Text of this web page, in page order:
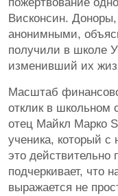
пожертвование
Висконсин.
анонимными,
получили в школе
изменивший их
Масштаб
отклик в школьном
отец Майкл Марко
ученика, который
это действительно
подчеркивает, что
выражается не